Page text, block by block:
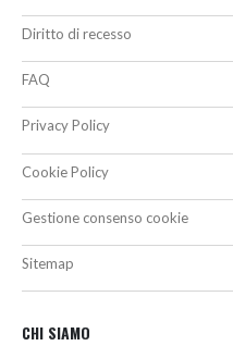
Diritto di recesso
FAQ
Privacy Policy
Cookie Policy
Gestione consenso cookie
Sitemap
CHI SIAMO